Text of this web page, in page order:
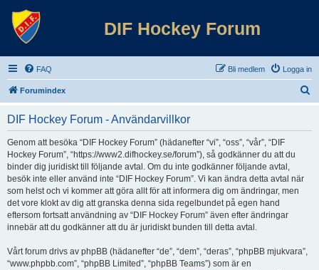
DIF Hockey Forum
FAQ Logga in
Bli medlem
Forumindex
DIF Hockey Forum - Användarvillkor
Genom att besöka “DIF Hockey Forum” (hädanefter “vi”, “oss”, “vår”, “DIF
Hockey Forum”, “https://www2.difhockey.se/forum”), så godkänner du att du
binder dig juridiskt till följande avtal. Om du inte godkänner följande avtal,
besök inte eller använd inte “DIF Hockey Forum”. Vi kan ändra detta avtal när
som helst och vi kommer att göra allt för att informera dig om ändringar, men
det vore klokt av dig att granska denna sida regelbundet på egen hand
eftersom fortsatt användning av “DIF Hockey Forum” även efter ändringar
innebär att du godkänner att du är juridiskt bunden till detta avtal.
Vårt forum drivs av phpBB (hädanefter “de”, “dem”, “deras”, “phpBB mjukvara”,
“www.phpbb.com”, “phpBB Limited”, “phpBB Teams”) som är en